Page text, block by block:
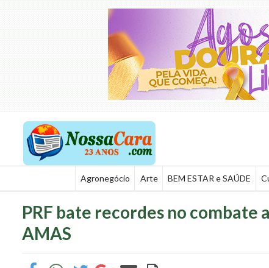
Agronegócio Arte BEM ESTAR e SAÚDE
PRF bate recordes no combate
AMAS